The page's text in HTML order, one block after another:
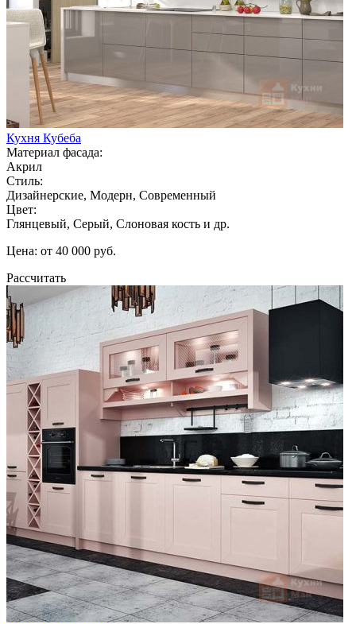
Кухня Кубеба
Материал фасада:
Акрил
Стиль:
Дизайнерские, Модерн, Современный
Цвет:
Глянцевый, Серый, Слоновая кость и др.
Цена: от 40 000 руб.
Рассчитать